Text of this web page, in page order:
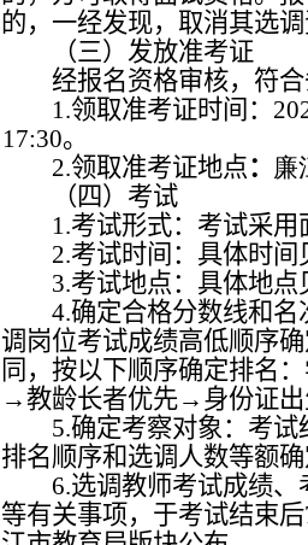
的，一经发现，取消其选
（三）发放准考证
经报名资格审核，符
1.领取准考证时间：
17:30。
2.领取准考证地点： 廉
（ 四 ） 考试
1.考试形式：考试采用
2.考试时间：具体时间
3.考试地点：具体地点
4.确定合格分数线和
调岗位考试成绩高低顺序
同，按以下顺序确定排名
→教龄长者优先→身份证出
5.确定考察对象：考
排名顺序和选调人数等额确
6.选调教师考试成绩
等有关事项，于考试结束后